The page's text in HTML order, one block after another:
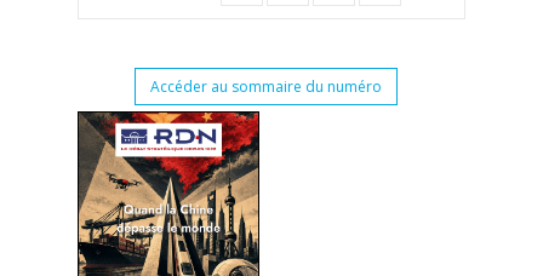
Accéder au sommaire du numéro